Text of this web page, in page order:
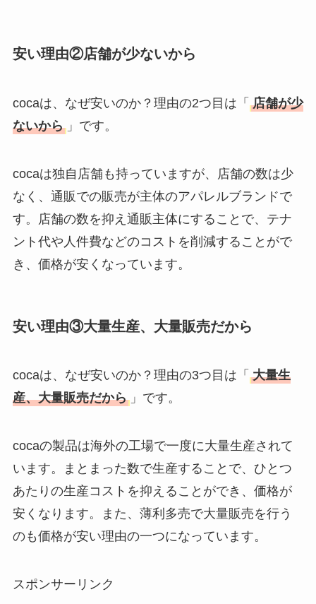
安い理由②店舗が少ないから
cocaは、なぜ安いのか？理由の2つ目は「 店舗が少
ないから 」です。
cocaは独自店舗も持っていますが、店舗の数は少
なく、通販での販売が主体のアパレルブランドで
す。店舗の数を抑え通販主体にすることで、テナ
ント代や人件費などのコストを削減することがで
き、価格が安くなっています。
安い理由③大量生産、大量販売だから
cocaは、なぜ安いのか？理由の3つ目は「 大量生
産、大量販売だから 」です。
cocaの製品は海外の工場で一度に大量生産されて
います。まとまった数で生産することで、ひとつ
あたりの生産コストを抑えることができ、価格が
安くなります。また、薄利多売で大量販売を行う
のも価格が安い理由の一つになっています。
スポンサーリンク